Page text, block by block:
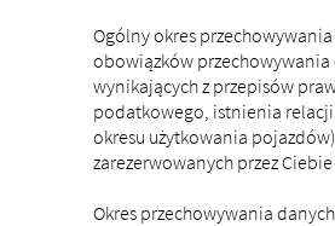
Ogólny okres
obowiązków przechowywania
wynikających z przepisów
podatkowego, istnienia relacji
okresu użytkowania
zarezerwowanych przez Ciebie
Okres przechowywania